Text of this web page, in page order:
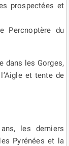
prospectées et
Percnoptère du
dans les Gorges,
et tente de
les derniers
Pyrénées et la